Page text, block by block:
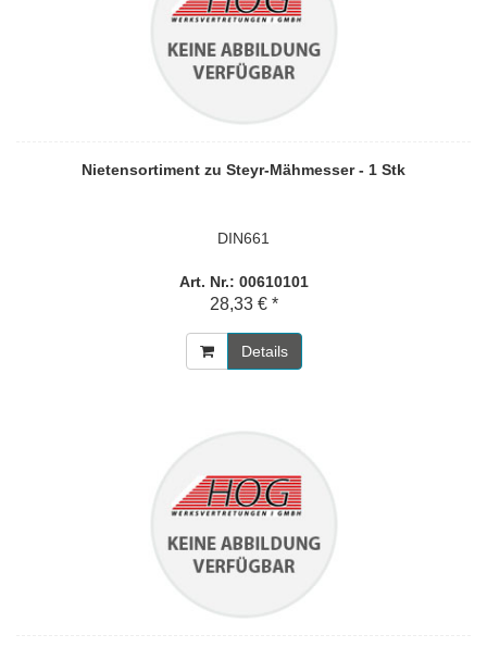
Nietensortiment zu Steyr-Mähmesser - 1 Stk
DIN661
Art. Nr.: 00610101
28,33 € *
Details